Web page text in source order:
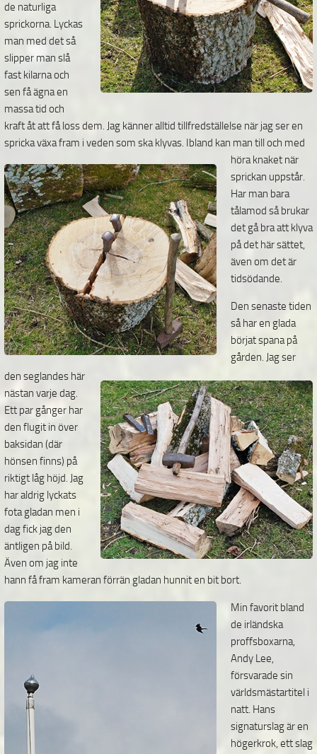
de naturliga
sprickorna. Lyckas
man med det så
slipper man slå
fast kilarna och
sen få ägna en
massa tid och
kraft åt att få loss dem. Jag känner alltid tillfredställelse när jag ser en
spricka växa fram i veden som ska klyvas. Ibland kan man till och med
höra knaket när
sprickan uppstår.
Har man bara
tålamod så brukar
det gå bra att klyva
på det här sättet,
även om det är
tidsödande.
Den senaste tiden
så har en glada
börjat spana på
gården. Jag ser
den seglandes här
nästan varje dag.
Ett par gånger har
den flugit in över
baksidan (där
hönsen finns) på
riktigt låg höjd. Jag
har aldrig lyckats
fota gladan men i
dag fick jag den
äntligen på bild.
Även om jag inte
hann få fram kameran förrän gladan hunnit en bit bort.
Min favorit bland
de irländska
proffsboxarna,
Andy Lee,
försvarade sin
världsmästartitel i
natt. Hans
signaturslag är en
högerkrok, ett slag